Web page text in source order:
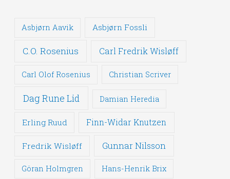
Asbjørn Aavik Asbjørn Fossli
C.O. Rosenius Carl Fredrik Wisløff
Carl Olof Rosenius Christian Scriver
Dag Rune Lid Damian Heredia
Erling Ruud Finn-Widar Knutzen
Fredrik Wisløff Gunnar Nilsson
Göran Holmgren Hans-Henrik Brix